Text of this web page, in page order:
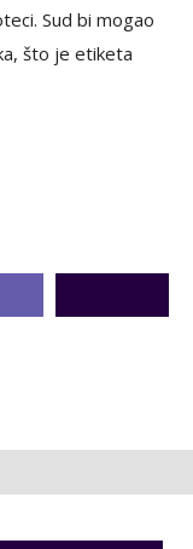
Sud bi mogao
što je etiketa